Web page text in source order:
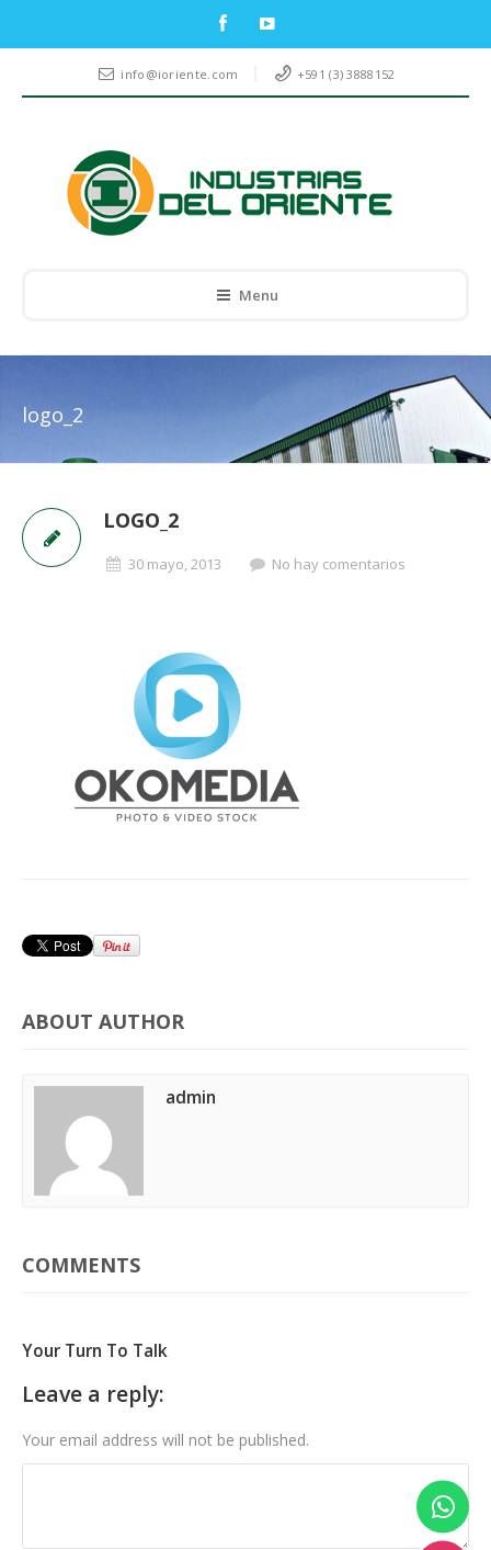
info@ioriente.com +591 (3) 3888152
Menu
logo_2
LOGO_2
30 mayo, 2013 No hay comentarios
ABOUT AUTHOR
admin
COMMENTS
Your Turn To Talk
Leave a reply:
Your email address will not be published.